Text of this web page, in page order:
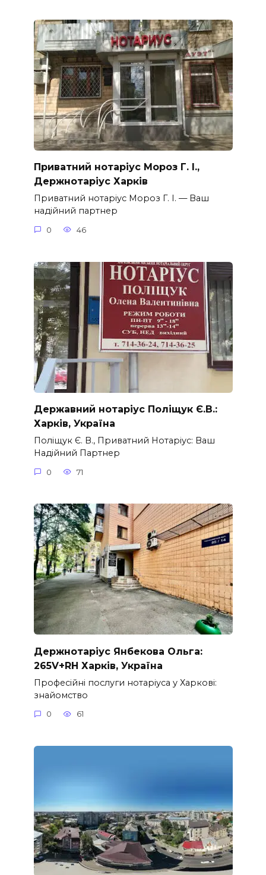
Приватний нотаріус Мороз Г. І.,
Держнотаріус Харків
Приватний нотаріус Мороз Г. І. — Ваш
надійний партнер
0 46
Державний нотаріус Поліщук Є.В.:
Харків, Україна
Поліщук Є. В., Приватний Нотаріус: Ваш
Надійний Партнер
0 71
Держнотаріус Янбекова Ольга:
265V+RH Харків, Україна
Професійні послуги нотаріуса у Харкові:
знайомство
0 61